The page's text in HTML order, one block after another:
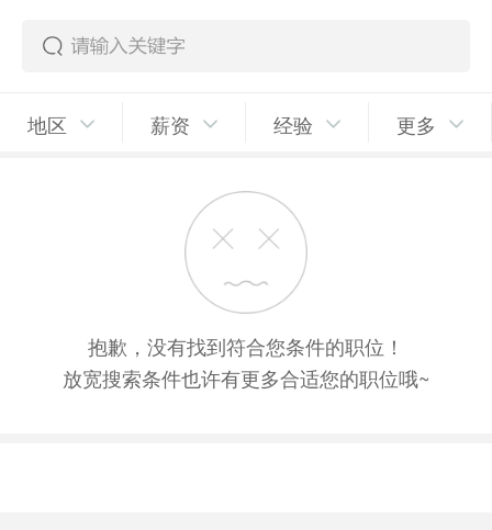
地区 薪资 经验 更多
抱歉，没有找到符合您条件的职位！
放宽搜索条件也许有更多合适您的职位哦~